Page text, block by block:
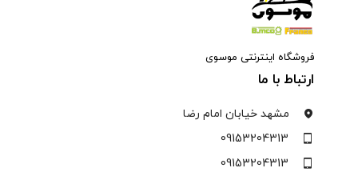
فروشگاه اینترنتی موسوی
ارتباط با ما
مشهد خیابان امام رضا
09153204313
09153204313